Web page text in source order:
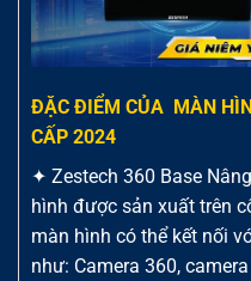
ĐẶC ĐIỂM CỦA MÀN
CẤP 2024
✦ Zestech 360 Base
hình được sản xuất trên
màn hình có thể kết nối
như: Camera 360,